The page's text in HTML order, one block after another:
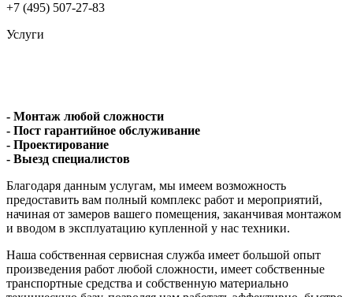
+7 (495) 507-27-83
Услуги
- Монтаж любой сложности
- Пост гарантийное обслуживание
- Проектирование
- Выезд специалистов
Благодаря данным услугам, мы имеем возможность
предоставить вам полный комплекс работ и мероприятий,
начиная от замеров вашего помещения, заканчивая монтажом
и вводом в эксплуатацию купленной у нас техники.
Наша собственная сервисная служба имеет большой опыт
произведения работ любой сложности, имеет собственные
транспортные средства и собственную материально